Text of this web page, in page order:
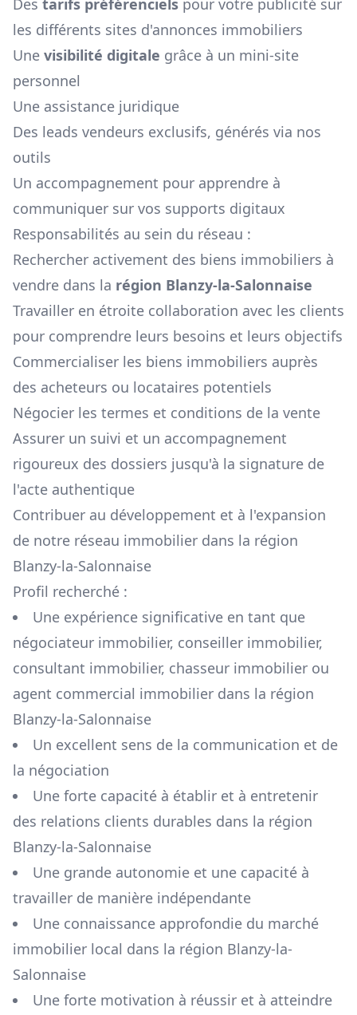
Des tarifs préférenciels pour votre publicité sur
les différents sites d'annonces immobiliers
Une visibilité digitale grâce à un mini-site
personnel
Une assistance juridique
Des leads vendeurs exclusifs, générés via nos
outils
Un accompagnement pour apprendre à
communiquer sur vos supports digitaux
Responsabilités au sein du réseau :
Rechercher activement des biens immobiliers à
vendre dans la région Blanzy-la-Salonnaise
Travailler en étroite collaboration avec les clients
pour comprendre leurs besoins et leurs objectifs
Commercialiser les biens immobiliers auprès
des acheteurs ou locataires potentiels
Négocier les termes et conditions de la vente
Assurer un suivi et un accompagnement
rigoureux des dossiers jusqu'à la signature de
l'acte authentique
Contribuer au développement et à l'expansion
de notre réseau immobilier dans la région
Blanzy-la-Salonnaise
Profil recherché :
Une expérience significative en tant que
négociateur immobilier, conseiller immobilier,
consultant immobilier, chasseur immobilier ou
agent commercial immobilier dans la région
Blanzy-la-Salonnaise
Un excellent sens de la communication et de
la négociation
Une forte capacité à établir et à entretenir
des relations clients durables dans la région
Blanzy-la-Salonnaise
Une grande autonomie et une capacité à
travailler de manière indépendante
Une connaissance approfondie du marché
immobilier local dans la région Blanzy-la-
Salonnaise
Une forte motivation à réussir et à atteindre